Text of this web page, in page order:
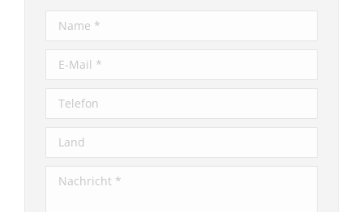
Name *
E-Mail *
Telefon
Land
Nachricht *